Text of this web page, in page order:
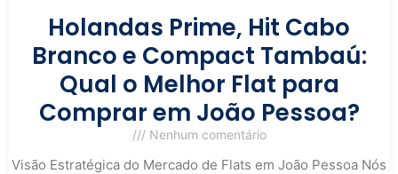
Holandas Prime, Hit Cabo
Branco e Compact Tambaú:
Qual o Melhor Flat para
Comprar em João Pessoa?
Nenhum comentário
Visão Estratégica do Mercado de Flats em João Pessoa Nós